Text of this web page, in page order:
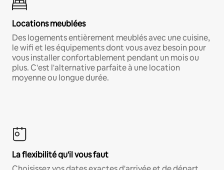
Locations meublées
Des logements entièrement meublés avec une cuisine,
le wifi et les équipements dont vous avez besoin pour
vous installer confortablement pendant un mois ou
plus. C'est l'alternative parfaite à une location
moyenne ou longue durée.
La flexibilité qu'il vous faut